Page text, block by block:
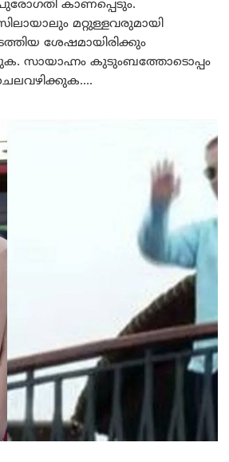
കാണപ്പെടും.
മറ്റുള്ളവരുമായി
ശേഷമായിരിക്കും
സായാഹ്നം കുടുംബത്തോടൊപ്പം